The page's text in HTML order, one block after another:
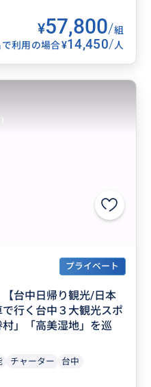
¥57,800/組
利用の場合¥14,450/人
プライベート
台中日帰り観光/日本
行く台中３大観光スポ
」「高美湿地」を巡
チャーター 台中